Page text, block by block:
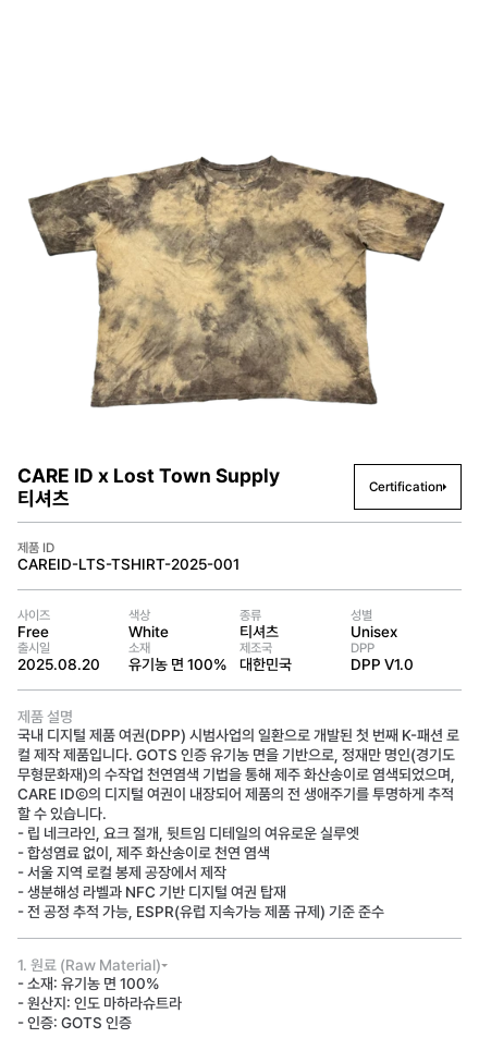
CARE ID x Lost Town Supply
티셔츠
Certification
제품 ID
CAREID-LTS-TSHIRT-2025-001
사이즈 색상 종류 성별
Free White 티셔츠 Unisex
출시일 소재 제조국 DPP
2025.08.20 유기농 면 100% 대한민국 DPP V1.0
제품 설명
국내 디지털 제품 여권(DPP) 시범사업의 일환으로 개발된 첫 번째 K-패션 로
컬 제작 제품입니다. GOTS 인증 유기농 면을 기반으로, 정재만 명인(경기도
무형문화재)의 수작업 천연염색 기법을 통해 제주 화산송이로 염색되었으며,
CARE IDⒸ의 디지털 여권이 내장되어 제품의 전 생애주기를 투명하게 추적
할 수 있습니다.
- 립 네크라인, 요크 절개, 뒷트임 디테일의 여유로운 실루엣
- 합성염료 없이, 제주 화산송이로 천연 염색
- 서울 지역 로컬 봉제 공장에서 제작
- 생분해성 라벨과 NFC 기반 디지털 여권 탑재
- 전 공정 추적 가능, ESPR(유럽 지속가능 제품 규제) 기준 준수
1. 원료 (Raw Material)
- 소재: 유기농 면 100%
- 원산지: 인도 마하라슈트라
- 인증: GOTS 인증